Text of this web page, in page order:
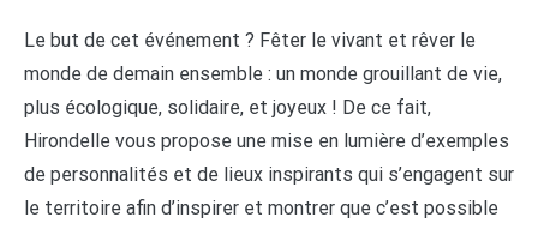
Le but de cet événement ? Fêter le vivant et rêver le
monde de demain ensemble : un monde grouillant de vie,
plus écologique, solidaire, et joyeux ! De ce fait,
Hirondelle vous propose une mise en lumière d’exemples
de personnalités et de lieux inspirants qui s’engagent sur
le territoire afin d’inspirer et montrer que c’est possible